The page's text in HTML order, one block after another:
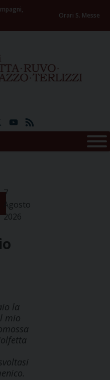
Orari S. Messe
YouTube
7
Agosto
2026
la
mio